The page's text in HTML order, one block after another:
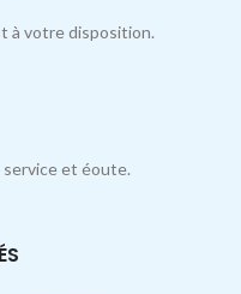
à votre disposition.
et éoute.